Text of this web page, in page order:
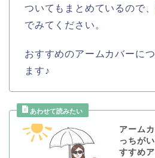
ついてもまとめているので
でみてください。
おすすめのアームカバーに
ます♪
アーム
っちが
すすめ